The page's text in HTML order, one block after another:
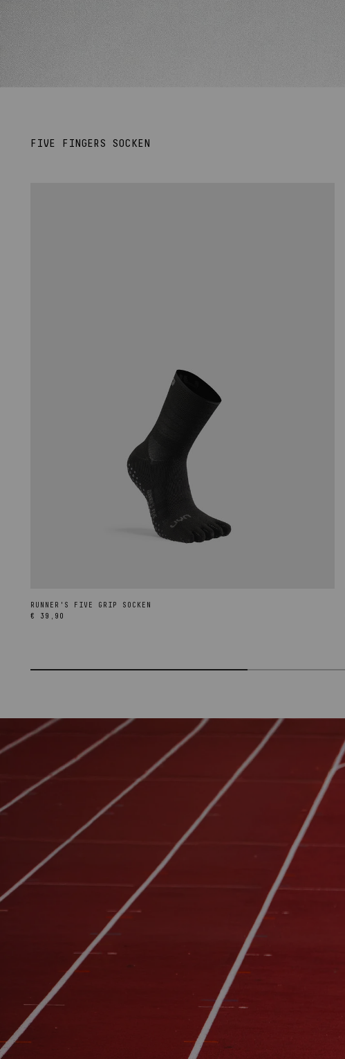
FIVE FINGERS SOCKEN
RUNNER'S FIVE GRIP SOCKEN
Normaler
Preis
€ 39,90